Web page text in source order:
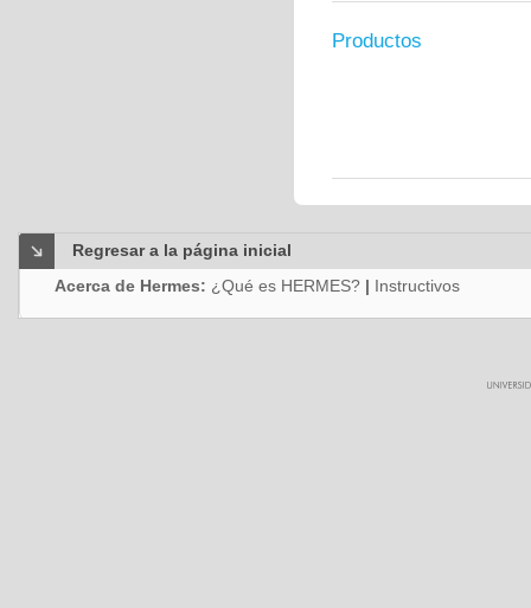
Productos
Regresar a la página inicial
Acerca de Hermes: ¿Qué es HERMES? | Instructivos